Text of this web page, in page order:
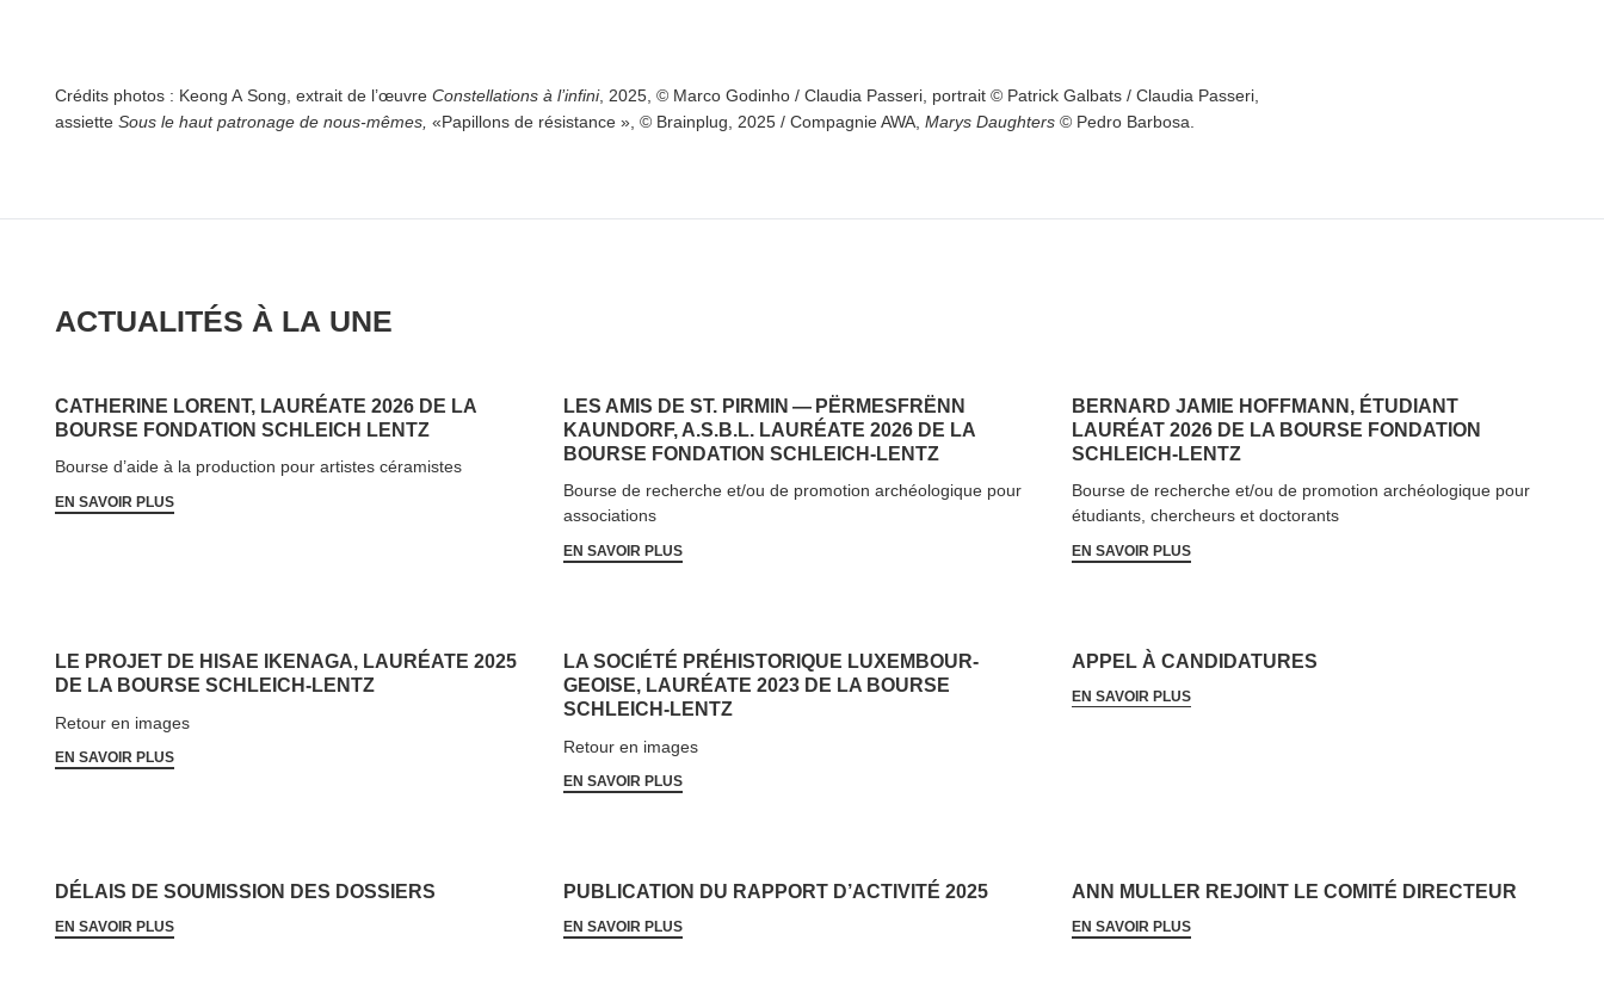
Crédits photos : Keong A Song, extrait de l’œuvre Con­stel­la­tions à l’infini, 2025, © Marco Godinho / Claudia Passeri, portrait © Patrick Galbats / Claudia Passeri,
assiette Sous le haut patronage de nous-mêmes, «Papillons de résistance », © Brainplug, 2025 / Compagnie AWA, Marys Daughters © Pedro Barbosa.
ACTUALITÉS À LA UNE
CATHERINE LORENT, LAURÉATE 2026 DE LA
BOURSE FONDATION SCHLEICH LENTZ
Bourse d’aide à la production pour artistes céramistes
EN SAVOIR PLUS
LES AMIS DE ST. PIRMIN — PËRMESFRËNN
KAUNDORF, A.S.B.L. LAURÉATE 2026 DE LA
BOURSE FONDATION SCHLEICH-LENTZ
Bourse de recherche et/​ou de promotion archéologique pour
associations
EN SAVOIR PLUS
BERNARD JAMIE HOFFMANN, ÉTUDIANT
LAURÉAT 2026 DE LA BOURSE FONDATION
SCHLEICH-LENTZ
Bourse de recherche et/​ou de promotion archéologique pour
étudiants, chercheurs et doctorants
EN SAVOIR PLUS
LE PROJET DE HISAE IKENAGA, LAURÉATE 2025
DE LA BOURSE SCHLEICH-LENTZ
Retour en images
EN SAVOIR PLUS
LA SOCIÉTÉ PRÉHIS­TORIQUE LUX­EM­BOUR­
GEOISE, LAURÉATE 2023 DE LA BOURSE
SCHLEICH-LENTZ
Retour en images
EN SAVOIR PLUS
APPEL À CANDIDATURES
EN SAVOIR PLUS
DÉLAIS DE SOUMISSION DES DOSSIERS
EN SAVOIR PLUS
PUBLICATION DU RAPPORT D’ACTIVITÉ 2025
EN SAVOIR PLUS
ANN MULLER REJOINT LE COMITÉ DIRECTEUR
EN SAVOIR PLUS